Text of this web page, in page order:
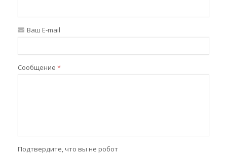
Ваш E-mail
Сообщение *
Подтвердите, что вы не робот